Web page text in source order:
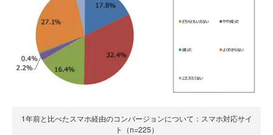
1年前と比べたスマホ経由のコンバージョンについて：スマホ対応サイ
ト（n=225）